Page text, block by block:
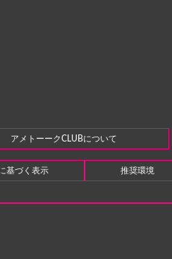
アメトーークCLUBについて
基づく表示 推奨環境